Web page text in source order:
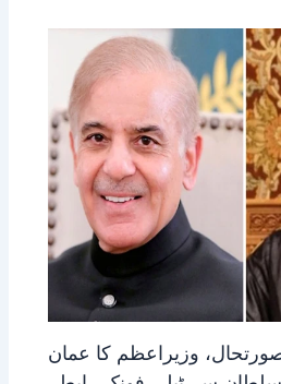
وزیراعظم کا عمان